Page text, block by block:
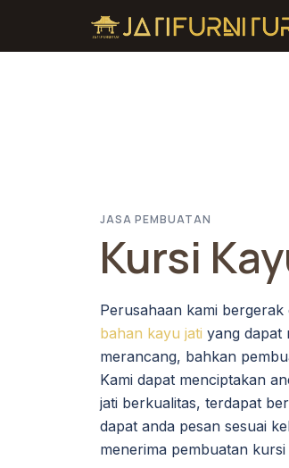
JASA PEMBUATAN
Kursi
Perusahaan kami
bahan kayu jati yang dapat
merancang, bahkan
Kami dapat menciptakan
jati berkualitas, terdapat
dapat anda pesan sesuai
menerima pembuatan